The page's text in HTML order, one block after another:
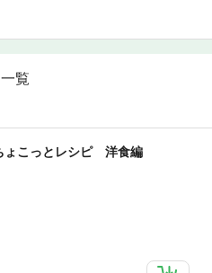
覧
ょこっとレシピ 洋食編